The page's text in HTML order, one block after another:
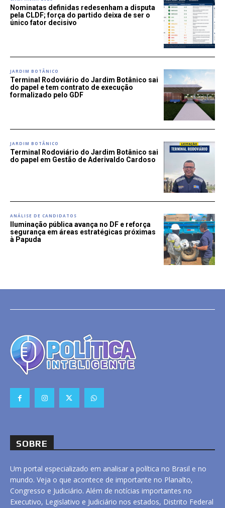
Nominatas definidas redesenham a disputa
pela CLDF; força do partido deixa de ser o
único fator decisivo
JARDIM BOTÂNICO
Terminal Rodoviário do Jardim Botânico sai
do papel e tem contrato de execução
formalizado pelo GDF
JARDIM BOTÂNICO
Terminal Rodoviário do Jardim Botânico sai
do papel em Gestão de Aderivaldo Cardoso
ANÁLISE DE CANDIDATOS
Iluminação pública avança no DF e reforça
segurança em áreas estratégicas próximas
à Papuda
SOBRE
Um portal especializado em analisar a política no Brasil e no
mundo. Veja o que acontece de importante no Planalto,
Congresso e Judiciário. Além de notícias importantes no
Executivo, Legislativo e Judiciário nos estados, Distrito Federal